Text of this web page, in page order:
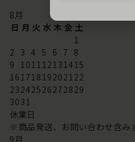
8月
日 月 火 水 木 金 土
1
2 3 4 5 6 7 8
9 101112131415
16171819202122
23242526272829
3031
休業日
※商品発送、お問い合わせ含み
9月